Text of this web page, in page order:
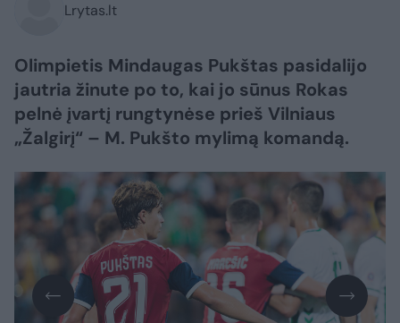
Lrytas.lt
Olimpietis Mindaugas Pukštas pasidalijo
jautria žinute po to, kai jo sūnus Rokas
pelnė įvartį rungtynėse prieš Vilniaus
„Žalgirį“ – M. Pukšto mylimą komandą.